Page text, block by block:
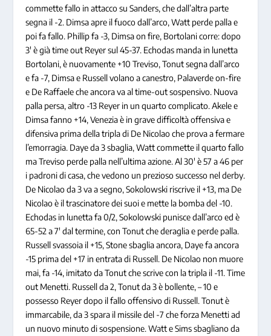
commette fallo in attacco su Sanders, che dall’altra parte
segna il -2. Dimsa apre il fuoco dall’arco, Watt perde palla e
poi fa fallo. Phillip fa -3, Dimsa on fire, Bortolani corre: dopo
3′ è già time out Reyer sul 45-37. Echodas manda in lunetta
Bortolani, è nuovamente +10 Treviso, Tonut segna dall’arco
e fa -7, Dimsa e Russell volano a canestro, Palaverde on-fire
e De Raffaele che ancora va al time-out sospensivo. Nuova
palla persa, altro -13 Reyer in un quarto complicato. Akele e
Dimsa fanno +14, Venezia è in grave difficoltà offensiva e
difensiva prima della tripla di De Nicolao che prova a fermare
l’emorragia. Daye da 3 sbaglia, Watt commette il quarto fallo
ma Treviso perde palla nell’ultima azione. Al 30′ è 57 a 46 per
i padroni di casa, che vedono un prezioso successo nel derby.
De Nicolao da 3 va a segno, Sokolowski riscrive il +13, ma De
Nicolao è il trascinatore dei suoi e mette la bomba del -10.
Echodas in lunetta fa 0/2, Sokolowski punisce dall’arco ed è
65-52 a 7′ dal termine, con Tonut che deraglia e perde palla.
Russell svassoia il +15, Stone sbaglia ancora, Daye fa ancora
-15 prima del +17 in entrata di Russell. De Nicolao non muore
mai, fa -14, imitato da Tonut che scrive con la tripla il -11. Time
out Menetti. Russell da 2, Tonut da 3 è bollente, – 10 e
possesso Reyer dopo il fallo offensivo di Russell. Tonut è
immarcabile, da 3 spara il missile del -7 che forza Menetti ad
un nuovo minuto di sospensione. Watt e Sims sbagliano da